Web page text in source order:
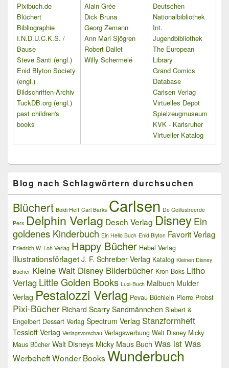
Pixibuch.de
Blüchert
Bibliographie
I.N.D.U.C.K.S. /
Bause
Steve Santi (engl.)
Enid Blyton Society
(engl.)
Bildschriften-Archiv
TuckDB.org (engl.)
past children's
books
Alain Grée
Dick Bruna
Georg Zemann
Ann Mari Sjögren
Robert Dallet
Willy Schermelé
Deutschen
Nationalbibliothek
Int.
Jugendbibliothek
The European
Library
Grand Comics
Database
Carlsen Verlag
Virtuelles Depot
Spielzeugmuseum
KVK - Karlsruher
Virtueller Katalog
Blog nach Schlagwörtern durchsuchen
Blüchert Boldi Heft Carl Barks Carlsen De Geillustreerde
Pers Delphin Verlag Desch Verlag DisneyEin
goldenes Kinderbuch Ein Hello Buch Enid Blyton Favorit Verlag
Friedrich W. Loh Verlag Happy Bücher Hebel Verlag
Illustrationsförlaget J. F. Schreiber Verlag Katalog Kleinen Disney
Bücher Kleine Walt Disney Bilderbücher Kron Boks Litho
Verlag Little Golden Books Luxi-Buch Malbuch Mulder
Verlag Pestalozzi Verlag Pevau Büchlein Pierre Probst
Pixi-Bücher Richard Scarry Sandmännchen Siebert &
Engelbert Dessart Verlag Spectrum Verlag Stanzformheft
Tessloff Verlag Verlagsvorschau Verlagswerbung Walt Disney Micky
Maus Bücher Walt Disneys Micky Maus Buch Was ist Was
WerbeheftWonder Books Wunderbuch